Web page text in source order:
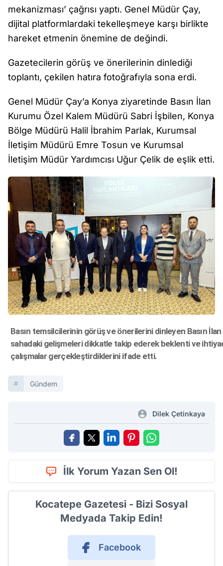
mekanizması’ çağrısı yaptı. Genel Müdür Çay,
dijital platformlardaki tekelleşmeye karşı birlikte
hareket etmenin önemine de değindi.
Gazetecilerin görüş ve önerilerinin dinlediği
toplantı, çekilen hatıra fotoğrafıyla sona erdi.
Genel Müdür Çay’a Konya ziyaretinde Basın İlan
Kurumu Özel Kalem Müdürü Sabri İşbilen, Konya
Bölge Müdürü Halil İbrahim Parlak, Kurumsal
İletişim Müdürü Emre Tosun ve Kurumsal
İletişim Müdür Yardımcısı Uğur Çelik de eşlik etti.
Basın temsilcilerinin görüş ve önerilerini dinleyen Basın
sahadaki gelişmeleri dikkatle takip ederek beklenti ve
çalışmalar gerçekleştirdiklerini ifade etti.
Gündem
Dilek Çetinkaya
İlk Yorum Yazan Sen Ol!
Kocatepe Gazetesi - Bizi Sosyal
Medyada Takip Edin!
Facebook